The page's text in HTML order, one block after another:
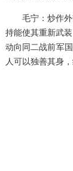
毛宁：炒作
持能使其重新武
动向同二战前军
人可以独善其身